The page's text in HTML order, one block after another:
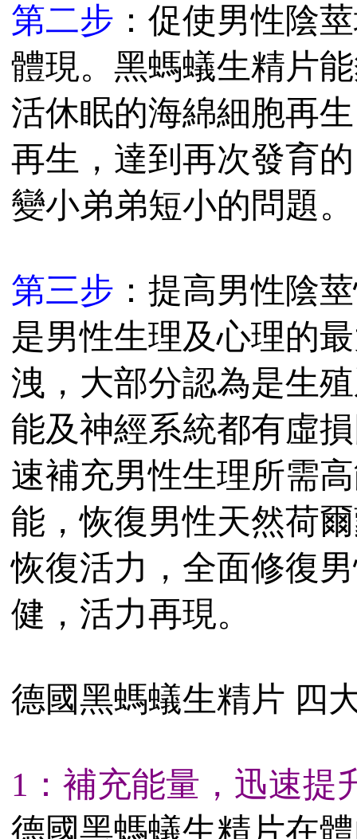
第二步 ：促使男性陰
體現。黑螞蟻生精片
活休眠的海綿細胞再
再生，達到再次發育
變小弟弟短小的問題。
第三步 ：提高男性陰
是男性生理及心理的
洩，大部分認為是生
能及神經系統都有虛
速補充男性生理所需
能，恢復男性天然荷
恢復活力，全面修復
健，活力再現。
德國黑螞蟻生精片 四
1：補充能量，迅速提
德國黑螞蟻生精片在